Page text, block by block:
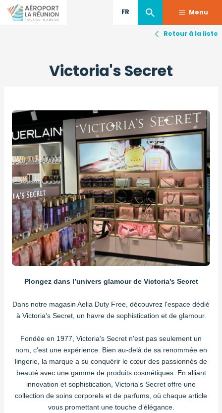
FR Menu
Victoria's Secret
Plongez dans l’univers glamour de Victoria’s Secret
Dans notre magasin Aelia Duty Free, découvrez l'espace dédié
à Victoria's Secret, un havre de sophistication et de glamour.
Fondée en 1977, Victoria's Secret n'est pas seulement un
nom, c'est une expérience. Bien au-delà de sa renommée en
lingerie, la marque a su conquérir le cœur des passionnés de
beauté avec une gamme de produits cosmétiques. En alliant
innovation et sophistication, Victoria's Secret offre une
collection de soins corporels et de parfums, où chaque article
vous promettant une touche d’élégance.
Retour à la liste